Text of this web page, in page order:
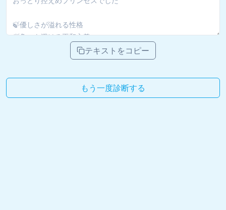
テキストをコピー
もう一度診断する